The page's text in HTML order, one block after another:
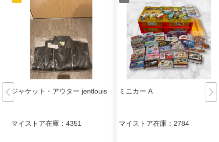
ジャケット・アウター jentlouis
マイストア在庫： 4351
ミニカー A
マイストア在庫： 2784